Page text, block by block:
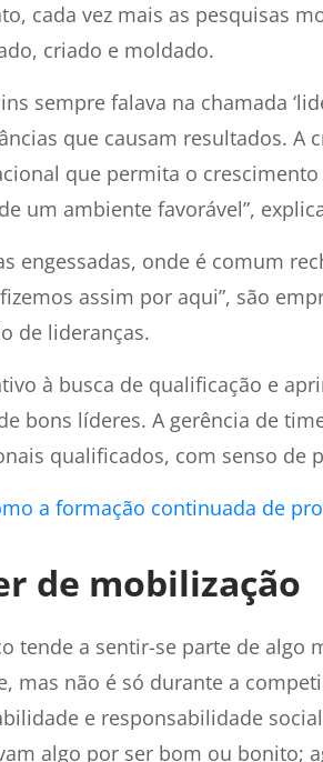
cada vez mais as pesquisas
criado e moldado.
sempre falava na chamada
que causam resultados. A
que permita o
um ambiente favorável”,
engessadas, onde é comum
assim por aqui”, são
de lideranças.
à busca de qualificação e
bons líderes. A gerência de
qualificados, com senso de
a formação continuada de
de mobilização
tende a sentir-se parte de algo
mas não é só durante a
e responsabilidade
algo por ser bom ou bonito;